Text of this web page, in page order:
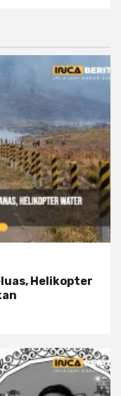
Helikopter